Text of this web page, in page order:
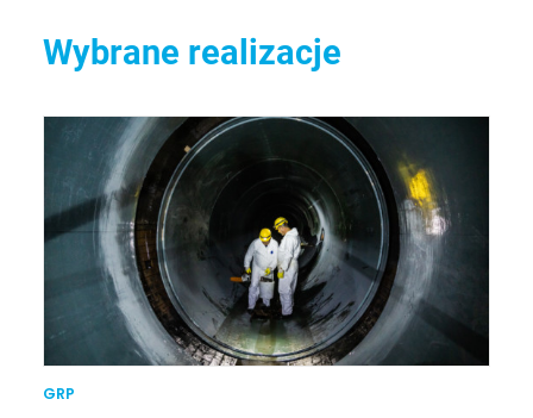
stosujemy następujące
technologie:
DO OPRACOWANIA
Wybrane realizacje
GRP